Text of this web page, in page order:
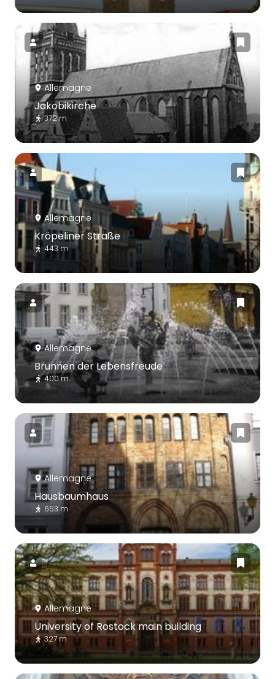
Allemagne
Jakobikirche
372 m
Allemagne
Kröpeliner Straße
443 m
Allemagne
Brunnen der Lebensfreude
400 m
Allemagne
Hausbaumhaus
653 m
Allemagne
University of Rostock main building
327 m